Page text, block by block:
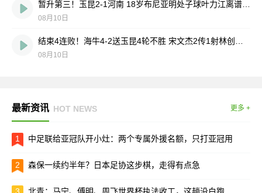
08月10日
08月10日
最新资讯 HOT NEWS 更多 +
1 中足联给亚冠队开小灶：两个专属外援名额，只打亚冠用
2 森保一续约半年？日本足协这步棋，走得有点急